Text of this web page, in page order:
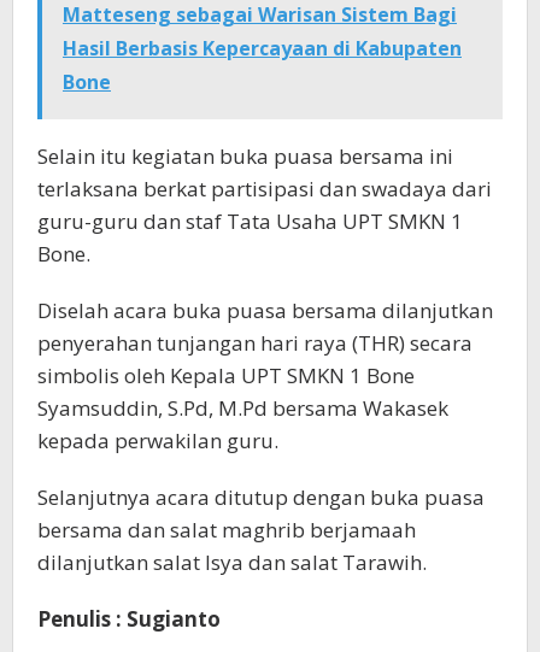
Matteseng sebagai Warisan Sistem Bagi
Hasil Berbasis Kepercayaan di Kabupaten
Bone
Selain itu kegiatan buka puasa bersama ini
terlaksana berkat partisipasi dan swadaya dari
guru-guru dan staf Tata Usaha UPT SMKN 1
Bone.
Diselah acara buka puasa bersama dilanjutkan
penyerahan tunjangan hari raya (THR) secara
simbolis oleh Kepala UPT SMKN 1 Bone
Syamsuddin, S.Pd, M.Pd bersama Wakasek
kepada perwakilan guru.
Selanjutnya acara ditutup dengan buka puasa
bersama dan salat maghrib berjamaah
dilanjutkan salat Isya dan salat Tarawih.
Penulis : Sugianto